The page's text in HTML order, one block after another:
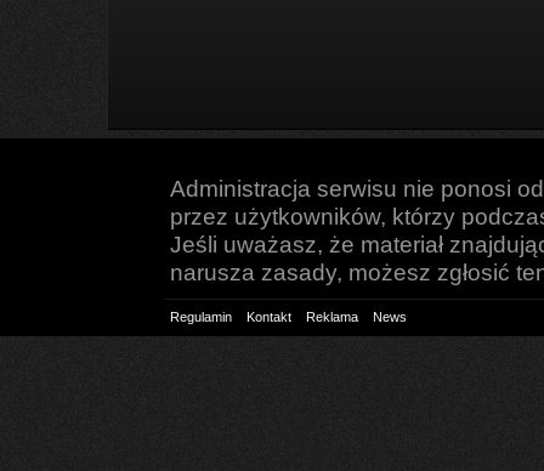
Administracja serwisu nie ponosi
przez użytkowników, którzy
Jeśli uważasz, że materiał
narusza zasady, możesz zgłosić
Regulamin Kontakt Reklama News